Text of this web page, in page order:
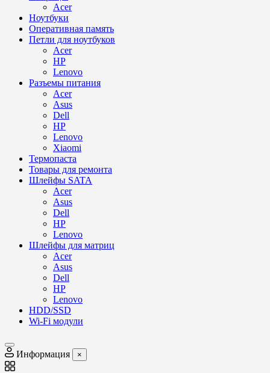
Acer
Ноутбуки
Оперативная память
Петли для ноутбуков
Acer
HP
Lenovo
Разъемы питания
Acer
Asus
Dell
HP
Lenovo
Xiaomi
Термопаста
Товары для ремонта
Шлейфы SATA
Acer
Asus
Dell
HP
Lenovo
Шлейфы для матриц
Acer
Asus
Dell
HP
Lenovo
HDD/SSD
Wi-Fi модули
Информация ×